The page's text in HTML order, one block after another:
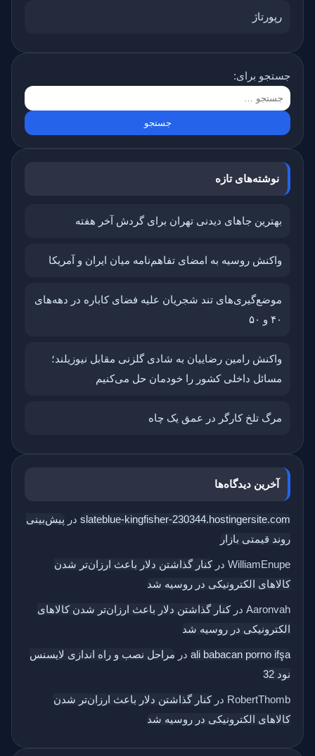
رپورتاژ
جستجو برای:
نوشته‌های تازه
بهترین جاهای دیدنی تهران برای گردش آخر هفته
واکنش روسیه به امضای تفاهم‌نامه میان ایران و آمریکا
موضع‌گیری‌های تند شجریان علیه فضای کاباره در دهه‌های
۴۰ و ۵۰
واکنش رامین رضاییان به شادی گلزنی مقابل نیوزیلند؛
مسائل داخلی کشور را خودمان حل می‌کنیم
مرگ تلخ کارگر در عمق یک چاه
آخرین دیدگاه‌ها
slateblue-kingfisher-230344.hostingersite.com در پیش‌بینی
روند قیمتی بازار
WilliamEnupe درکنار گذاشتن دلار باعث ارزان‌تر شدن
کالاهای الکترونیکی در روسیه شد
Aaronvah درکنار گذاشتن دلار باعث ارزان‌تر شدن کالاهای
الکترونیکی در روسیه شد
ali babacan porno ifşa در مراحل نصب و راه اندازی لایسنس
نود 32
RobertThomb درکنار گذاشتن دلار باعث ارزان‌تر شدن
کالاهای الکترونیکی در روسیه شد